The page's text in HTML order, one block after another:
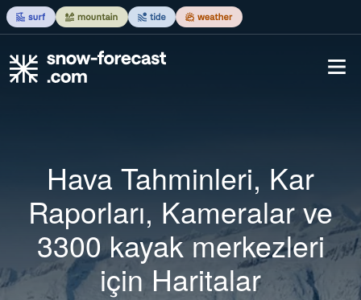
Hava Tahminleri, Kar
Raporları, Kameralar ve
3300 kayak merkezleri
için Haritalar